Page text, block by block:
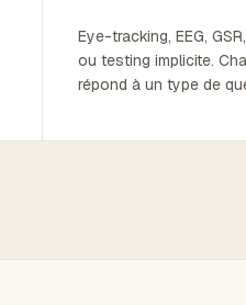
Eye-tracking, EEG,
ou testing implicite.
répond à un type de